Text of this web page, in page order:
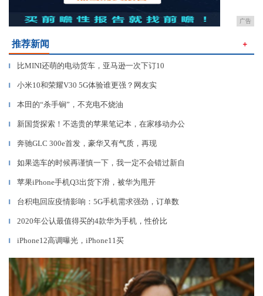
广告
推荐新闻 ＋
▎ 比MINI还萌的电动货车，亚马逊一次下订10
▎ 小米10和荣耀V30 5G体验谁更强？网友实
▎ 本田的“杀手锏”，不充电不烧油
▎ 新国货探索！不选贵的苹果笔记本，在家移动办公
▎ 奔驰GLC 300e首发，豪华又有气质，再现
▎ 如果选车的时候再谨慎一下，我一定不会错过新自
▎ 苹果iPhone手机Q3出货下滑，被华为甩开
▎ 台积电回应疫情影响：5G手机需求强劲，订单数
▎ 2020年公认最值得买的4款华为手机，性价比
▎ iPhone12高调曝光，iPhone11买